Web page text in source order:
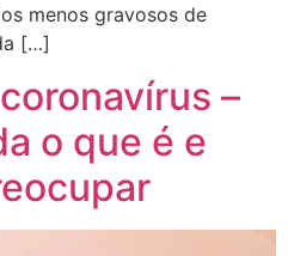
menos gravosos de
[…]
–
o que é e